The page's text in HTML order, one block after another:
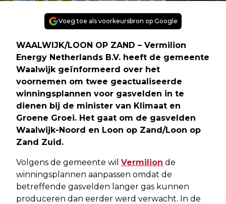
Voeg toe als voorkeursbron op Google
WAALWIJK/LOON OP ZAND – Vermilion
Energy Netherlands B.V. heeft de gemeente
Waalwijk geïnformeerd over het
voornemen om twee geactualiseerde
winningsplannen voor gasvelden in te
dienen bij de minister van Klimaat en
Groene Groei. Het gaat om de gasvelden
Waalwijk-Noord en Loon op Zand/Loon op
Zand Zuid.
Volgens de gemeente wil Vermilion de
winningsplannen aanpassen omdat de
betreffende gasvelden langer gas kunnen
produceren dan eerder werd verwacht. In de